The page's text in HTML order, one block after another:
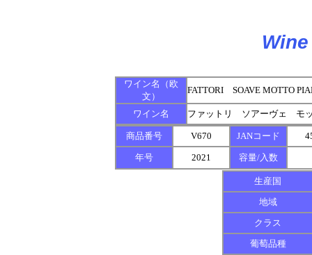
ワイン名（欧
文）
FATTORI SOAVE MOTTO
ワイン名 ファットリ ソアーヴェ モ
商品番号 V670 JANコード
年号 2021 容量/入数
生産国
地域
クラス
葡萄品種